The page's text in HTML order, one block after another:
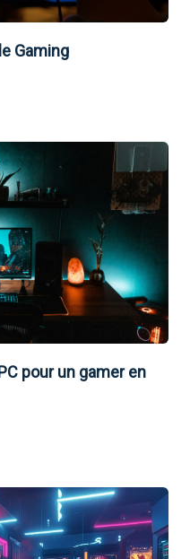
Gaming
pour un gamer en